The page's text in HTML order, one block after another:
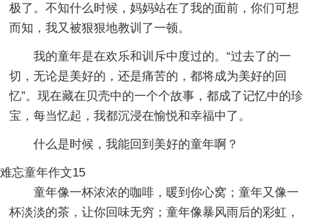
极了。不知什么时候，妈妈站在了我的面前，你们可想
而知，我又被狠狠地教训了一顿。
我的童年是在欢乐和训斥中度过的。“过去了的一
切，无论是美好的，还是痛苦的，都将成为美好的回
忆”。现在藏在贝壳中的一个个故事，都成了记忆中的珍
宝，每当忆起，我都沉浸在愉悦和幸福中了。
什么是时候，我能回到美好的童年啊？
难忘童年作文15
童年像一杯浓浓的咖啡，暖到你心窝；童年又像一
杯淡淡的茶，让你回味无穷；童年像暴风雨后的彩虹，